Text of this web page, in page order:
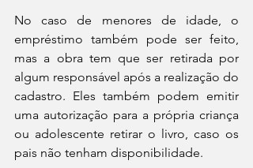
No caso de menores de idade, o
empréstimo também pode ser feito,
mas a obra tem que ser retirada por
algum responsável após a realização do
cadastro. Eles também podem emitir
uma autorização para a própria criança
ou adolescente retirar o livro, caso os
pais não tenham disponibilidade.